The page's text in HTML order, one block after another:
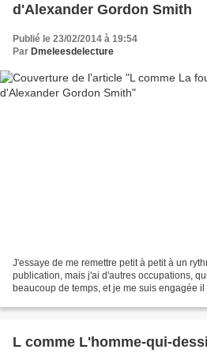
d'Alexander Gordon Smith
Publié le 23/02/2014 à 19:54
Par Dmeleesdelecture
J'essaye de me remettre petit à petit à un
publication, mais j'ai d'autres occupations,
beaucoup de temps, et je me suis engagée
L comme L'homme-qui-